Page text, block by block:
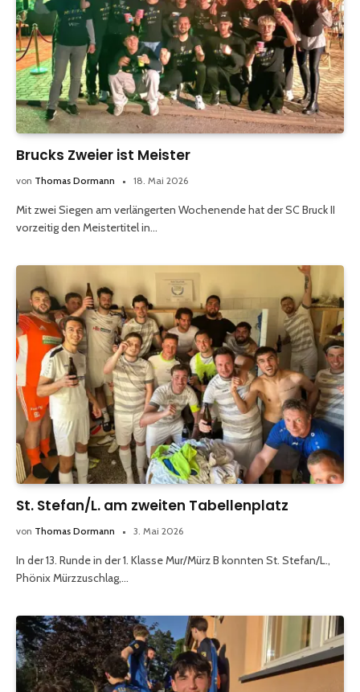
Brucks Zweier ist Meister
von Thomas Dormann 18. Mai 2026
Mit zwei Siegen am verlängerten Wochenende hat der SC Bruck II
vorzeitig den Meistertitel in…
St. Stefan/L. am zweiten Tabellenplatz
von Thomas Dormann 3. Mai 2026
In der 13. Runde in der 1. Klasse Mur/Mürz B konnten St. Stefan/L.,
Phönix Mürzzuschlag,…